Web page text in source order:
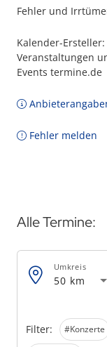
Fehler und
Kalender-Ersteller:
Veranstaltungen
Events termine.de
Fehler melden
Alle Termine:
Filter: #Konzerte
50 km
Umkreis